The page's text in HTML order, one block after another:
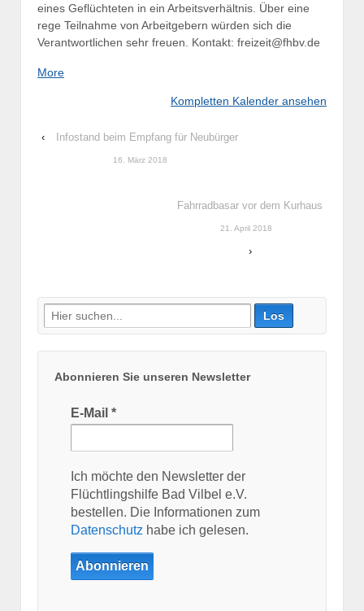
eines Geflüchteten in ein Arbeitsverhältnis. Über eine
rege Teilnahme von Arbeitgebern würden sich die
Verantwortlichen sehr freuen. Kontakt: freizeit@fhbv.de
Moreabout
Kompletten Kalender ansehen
‹ Infostand beim Empfang für Neubürger
16. März 2018
Fahrradbasar vor dem Kurhaus
21. April 2018
›
Suche
nach:
Abonnieren Sie unseren Newsletter
E-Mail *
Ich möchte den Newsletter der
Flüchtlingshilfe Bad Vilbel e.V.
bestellen. Die Informationen zum
Datenschutz habe ich gelesen.